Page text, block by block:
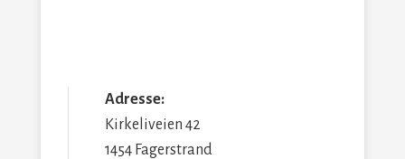
Adresse:
Kirkeliveien 42
1454 Fagerstrand